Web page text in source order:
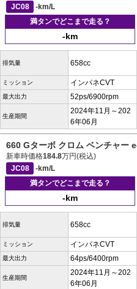
JC08
-km/L
満タンでどこまで走る？
-km
排気量 658cc
ミッション インパネCVT
最大出力 52ps/6900rpm
生産期間
2024年11月～202
6年06月
660 Gターボ クロム ベンチャー
新車時価格184.8万円(税込)
JC08
-km/L
満タンでどこまで走る？
-km
排気量 658cc
ミッション インパネCVT
最大出力 64ps/6400rpm
生産期間
2024年11月～202
6年06月